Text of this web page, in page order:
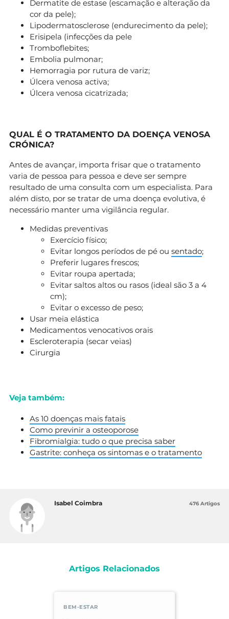
Dermatite de estase (escamação e alteração da
cor da pele);
Lipodermatosclerose (endurecimento da pele);
Erisipela (infecções da pele
Tromboflebites;
Embolia pulmonar;
Hemorragia por rutura de variz;
Úlcera venosa activa;
Úlcera venosa cicatrizada;
QUAL É O TRATAMENTO DA DOENÇA VENOSA
CRÓNICA?
Antes de avançar, importa frisar que o tratamento
varia de pessoa para pessoa e deve ser sempre
resultado de uma consulta com um especialista. Para
além disto, por se tratar de uma doença evolutiva, é
necessário manter uma vigilância regular.
Medidas preventivas
Exercício físico;
Evitar longos períodos de pé ou sentado;
Preferir lugares frescos;
Evitar roupa apertada;
Evitar saltos altos ou rasos (ideal são 3 a 4
cm);
Evitar o excesso de peso;
Usar meia elástica
Medicamentos venocativos orais
Escleroterapia (secar veias)
Cirurgia
Veja também:
As 10 doenças mais fatais
Como previnir a osteoporose
Fibromialgia: tudo o que precisa saber
Gastrite: conheça os sintomas e o tratamento
Isabel Coimbra 476 Artigos
Artigos Relacionados
BEM-ESTAR